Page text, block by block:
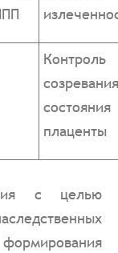
Контроль
состояния
плаценты
с целью